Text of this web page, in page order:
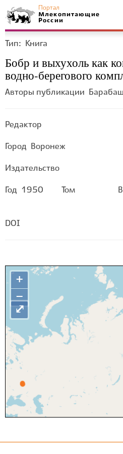
Портал
Млекопитающие
России
Тип: Книга
Бобр и выхухоль как
водно-берегового
Авторы публикации
Редактор
Город Воронеж
Издательство
Год 1950 Том
DOI
+
−
⤢